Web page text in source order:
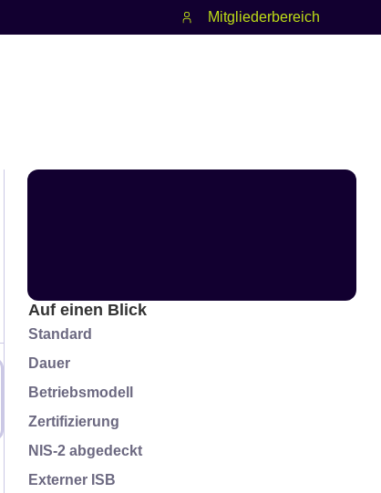
Mitgliederbereich
Auf einen Blick
Standard
Dauer
Betriebsmodell
Zertifizierung
NIS-2 abgedeckt
Externer ISB